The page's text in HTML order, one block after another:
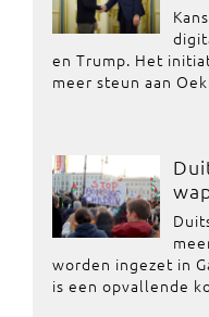
en Trump. Het
meer steun aan
worden ingezet in
is een opvallende